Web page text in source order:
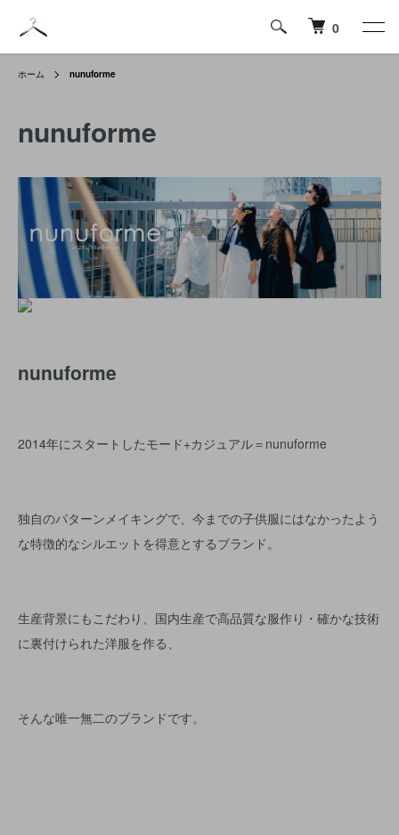
0
ホーム nunuforme
nunuforme
nunuforme
2014年にスタートしたモード+カジュアル＝nunuforme
独自のパターンメイキングで、今までの子供服にはなかったよう
な特徴的なシルエットを得意とするブランド。
生産背景にもこだわり、国内生産で高品質な服作り・確かな技術
に裏付けられた洋服を作る、
そんな唯一無二のブランドです。